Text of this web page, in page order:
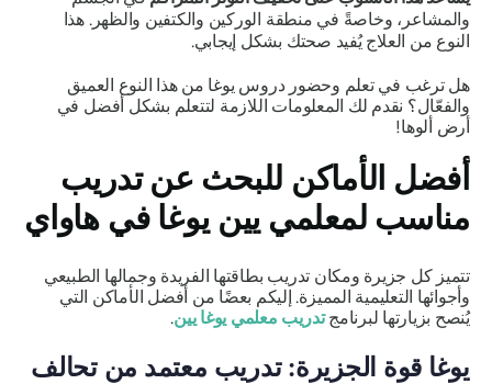
والمشاعر، وخاصةً في منطقة الوركين والكتفين والظهر. هذا
النوع من العلاج يُفيد صحتك بشكل إيجابي.
هل ترغب في تعلم وحضور دروس يوغا من هذا النوع العميق
والفعّال؟ نقدم لك المعلومات اللازمة لتتعلم بشكل أفضل في
أرض ألوها!
أفضل الأماكن للبحث عن تدريب
مناسب لمعلمي يين يوغا في هاواي
تتميز كل جزيرة ومكان تدريب بطاقتها الفريدة وجمالها الطبيعي
وأجوائها التعليمية المميزة. إليكم بعضًا من أفضل الأماكن التي
يُنصح بزيارتها لبرنامجتدريب معلمي يوغا يين.
يوغا قوة الجزيرة: تدريب معتمد من تحالف